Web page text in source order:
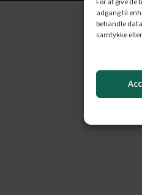
For at give de
adgang til
behandle
samtykke